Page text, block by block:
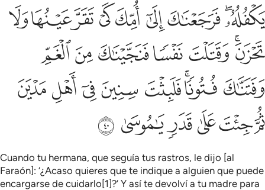
ﱨﱩﱪﱫﱬ ﱭﱮﱯﱰ
ﱱﱲﱳﱴﱵﱶﱷ
ﱸﱹﱺﱻ ﱼﱽﱾﱿ
ﲀﲁﲂﲃﲄ ﲅ
Cuando tu hermana, que seguía tus rastros, le dijo [al
Faraón]: ‘¿Acaso quieres que te indique a alguien que puede
encargarse de cuidarlo[1]?’ Y así te devolví a tu madre para